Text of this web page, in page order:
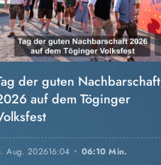
der guten Nachbarschaft
auf dem Töginger
Aug. 202616:04 06:10 Min.